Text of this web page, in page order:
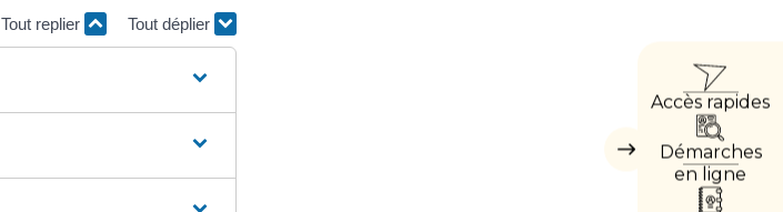
Masquer
Accès rapides
Démarches
en ligne
Tout replier
Tout déplier